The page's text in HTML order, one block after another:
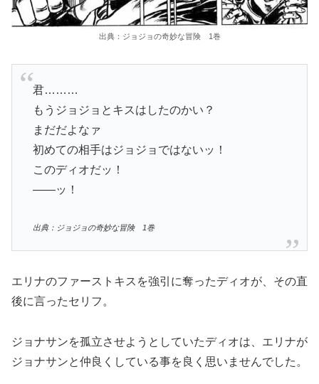
出典：ジョジョの奇妙な冒険 1巻
君………
もうジョジョとキスはしたのかい？
まだだよなァ
初めての相手はジョジョではないッ！
このディオだッ！
――ッ！
出典：ジョジョの奇妙な冒険 1巻
エリナのファーストキスを強引に奪ったディオが、その直
後に言ったセリフ。
ジョナサンを孤立させようとしていたディオは、エリナが
ジョナサンと仲良くしている事を良く思いませんでした。